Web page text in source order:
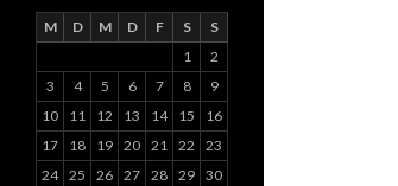
M D M D F S S
1
2
3
4 5 6 7 8
9
10
11 12 13 14 15
16
17
18 19 20 21 22
23
24 25 26 27 28 29 30